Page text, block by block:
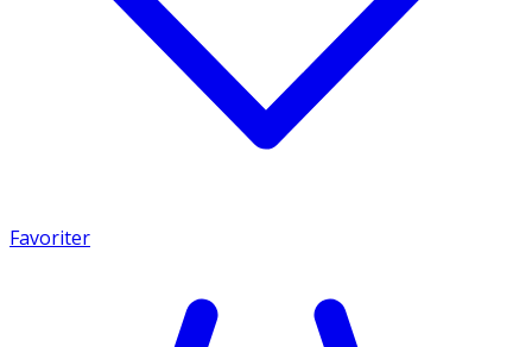
Favoriter